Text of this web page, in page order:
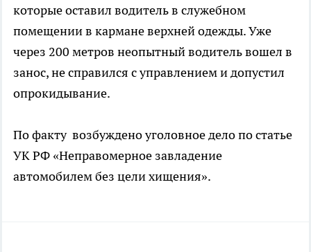
которые оставил водитель в служебном
помещении в кармане верхней одежды. Уже
через 200 метров неопытный водитель вошел в
занос, не справился с управлением и допустил
опрокидывание.
По факту возбуждено уголовное дело по статье
УК РФ «Неправомерное завладение
автомобилем без цели хищения».